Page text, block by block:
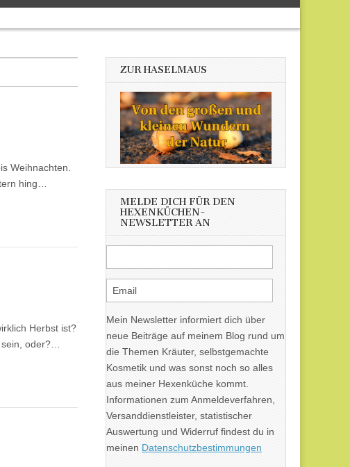
Weihnachten.
hing…
Herbst ist?
oder?…
ZUR HASELMAUS
MELDE DICH FÜR DEN
HEXENKÜCHEN-
NEWSLETTER AN
Mein Newsletter informiert dich über
neue Beiträge auf meinem Blog rund um
die Themen Kräuter, selbstgemachte
Kosmetik und was sonst noch so alles
aus meiner Hexenküche kommt.
Informationen zum Anmeldeverfahren,
Versanddienstleister, statistischer
Auswertung und Widerruf findest du in
meinen Datenschutzbestimmungen